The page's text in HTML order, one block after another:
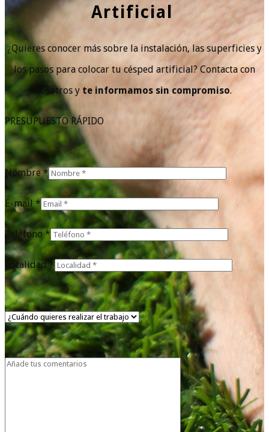
Artificial
¿Quieres conocer más sobre la instalación, las superficies y
los pasos para colocar tu césped artificial? Contacta con
nosotros y te informamos sin compromiso.
PRESUPUESTO RÁPIDO
Nombre *
E-mail *
Teléfono *
Localidad *